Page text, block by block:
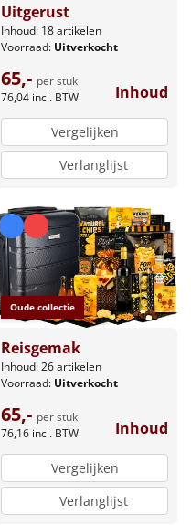
Uitgerust
Inhoud: 18 artikelen
Voorraad: Uitverkocht
65,- per stuk
76,04 incl. BTW Inhoud
Vergelijken
Verlanglijst
Oude collectie
Reisgemak
Inhoud: 26 artikelen
Voorraad: Uitverkocht
65,- per stuk
76,16 incl. BTW Inhoud
Vergelijken
Verlanglijst